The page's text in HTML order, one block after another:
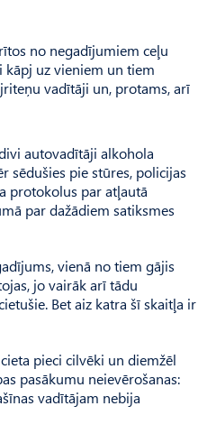
no negadījumiem ceļu
kāpj uz vieniem un tiem
vadītāji un, protams, arī
autovadītāji alkohola
sēdušies pie stūres, policijas
protokolus par atļautā
par dažādiem satiksmes
vienā no tiem gājis
jo vairāk arī tādu
Bet aiz katra šī skaitļa ir
pieci cilvēki un diemžēl
pasākumu neievērošanas:
vadītājam nebija